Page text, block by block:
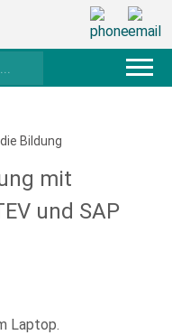
Bildung
mit
und SAP